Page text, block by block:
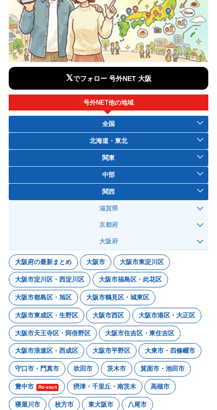
𝕏でフォロー 号外NET 大阪
号外NET他の地域
全国
北海道・東北
関東
中部
関西
滋賀県
京都府
大阪府
大阪府の最新まとめ 大阪市 大阪市東淀川区
大阪市淀川区・西淀川区 大阪市福島区・此花区
大阪市都島区・旭区 大阪市鶴見区・城東区
大阪市東成区・生野区 大阪市西区 大阪市港区・大正区
大阪市天王寺区・阿倍野区 大阪市住吉区・東住吉区
大阪市浪速区・西成区 大阪市平野区 大東市・四條畷市
守口市・門真市 吹田市 茨木市 箕面市・池田市
豊中市 Re-start 摂津・千里丘・南茨木 高槻市
寝屋川市 枚方市 東大阪市 八尾市